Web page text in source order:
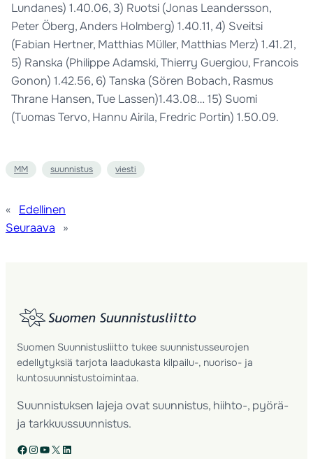
Lundanes) 1.40.06, 3) Ruotsi (Jonas Leandersson,
Peter Öberg, Anders Holmberg) 1.40.11, 4) Sveitsi
(Fabian Hertner, Matthias Müller, Matthias Merz) 1.41.21,
5) Ranska (Philippe Adamski, Thierry Guergiou, Francois
Gonon) 1.42.56, 6) Tanska (Sören Bobach, Rasmus
Thrane Hansen, Tue Lassen)1.43.08… 15) Suomi
(Tuomas Tervo, Hannu Airila, Fredric Portin) 1.50.09.
MM suunnistus viesti
«
Edellinen
Seuraava
»
Suomen Suunnistusliitto tukee suunnistusseurojen
edellytyksiä tarjota laadukasta kilpailu-, nuoriso- ja
kuntosuunnistustoimintaa.
Suunnistuksen lajeja ovat suunnistus, hiihto-, pyörä-
ja tarkkuussuunnistus.
Facebook Instagram YouTube X LinkedIn